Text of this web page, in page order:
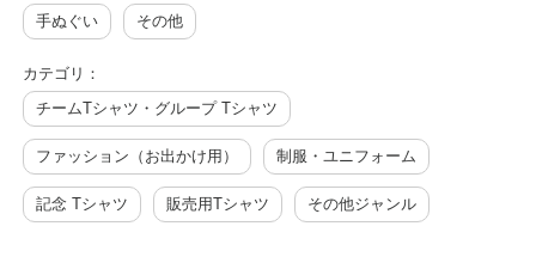
手ぬぐい その他
カテゴリ：
チームTシャツ・グループ Tシャツ
ファッション（お出かけ用） 制服・ユニフォーム
記念 Tシャツ 販売用Tシャツ その他ジャンル